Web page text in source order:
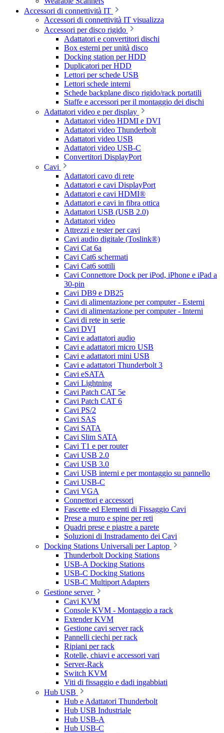
Accessori di connettività IT
Accessori di connettività IT visualizza
Accessori per disco rigido
Adattatori e convertitori dischi
Box esterni per unità disco
Docking station per HDD
Duplicatori per HDD
Lettori per schede USB
Lettori schede interni
Schede backplane disco rigido/rack portatili
Staffe e accessori per il montaggio dei dischi
Adattatori video e per display
Adattatori video HDMI e DVI
Adattatori video Thunderbolt
Adattatori video USB
Adattatori video USB-C
Convertitori DisplayPort
Cavi
Adattatori cavo di rete
Adattatori e cavi DisplayPort
Adattatori e cavi HDMI®
Adattatori e cavi in fibra ottica
Adattatori USB (USB 2.0)
Adattatori video
Attrezzi e tester per cavi
Cavi audio digitale (Toslink®)
Cavi Cat 6a
Cavi Cat6 schermati
Cavi Cat6 sottili
Cavi Connettore Dock per iPod, iPhone e iPad a
30-pin
Cavi DB9 e DB25
Cavi di alimentazione per computer - Esterni
Cavi di alimentazione per computer - Interni
Cavi di rete in serie
Cavi DVI
Cavi e adattatori audio
Cavi e adattatori micro USB
Cavi e adattatori mini USB
Cavi e adattatori Thunderbolt 3
Cavi eSATA
Cavi Lightning
Cavi Patch CAT 5e
Cavi Patch CAT 6
Cavi PS/2
Cavi SAS
Cavi SATA
Cavi Slim SATA
Cavi T1 e per router
Cavi USB 2.0
Cavi USB 3.0
Cavi USB interni e per montaggio su pannello
Cavi USB-C
Cavi VGA
Connettori e accessori
Fascette ed Elementi di Fissaggio Cavi
Prese a muro e spine per reti
Quadri prese e piastre a parete
Soluzioni di Instradamento dei Cavi
Docking Stations Universali per Laptop
Thunderbolt Docking Stations
USB-A Docking Stations
USB-C Docking Stations
USB-C Multiport Adapters
Gestione server
Cavi KVM
Console KVM - Montaggio a rack
Extender KVM
Gestione cavi server rack
Pannelli ciechi per rack
Ripiani per rack
Rotelle, chiavi e accessori vari
Server-Rack
Switch KVM
Viti di fissaggio e dadi ingabbiati
Hub USB
Hub e Adattatori Thunderbolt
Hub USB Industriale
Hub USB-A
Hub USB-C